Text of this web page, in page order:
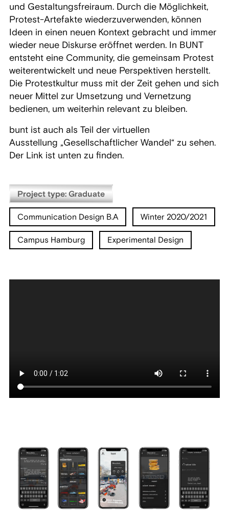
und Gestaltungsfreiraum. Durch die Möglichkeit,
Protest-Artefakte wiederzuverwenden, können
Ideen in einen neuen Kontext gebracht und immer
wieder neue Diskurse eröffnet werden. In BUNT
entsteht eine Community, die gemeinsam Protest
weiterentwickelt und neue Perspektiven herstellt.
Die Protestkultur muss mit der Zeit gehen und sich
neuer Mittel zur Umsetzung und Vernetzung
bedienen, um weiterhin relevant zu bleiben.
bunt ist auch als Teil der virtuellen
Ausstellung „Gesellschaftlicher Wandel“ zu sehen.
Der Link ist unten zu finden.
Project type: Graduate
Communication Design B.A Winter 2020/2021
Campus Hamburg Experimental Design